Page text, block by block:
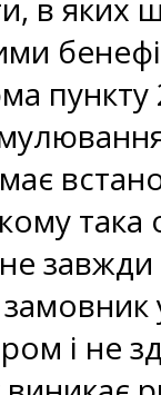
в
пункту
така
і не